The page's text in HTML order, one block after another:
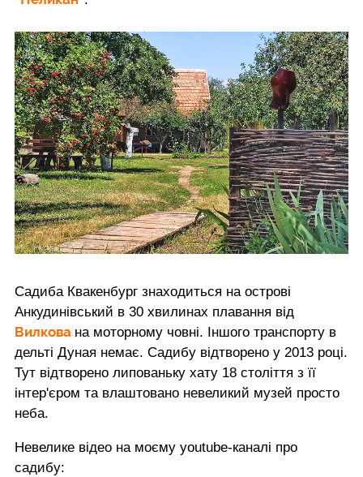
Садиба Квакенбург знаходиться на острові
Анкудинівський в 30 хвилинах плавання від
Вилкова на моторному човні. Іншого транспорту в
дельті Дуная немає. Садибу відтворено у 2013 році.
Тут відтворено липованьку хату 18 століття з її
інтер'єром та влаштовано невеликий музей просто
неба.
Невелике відео на моєму youtube-каналі про
садибу: